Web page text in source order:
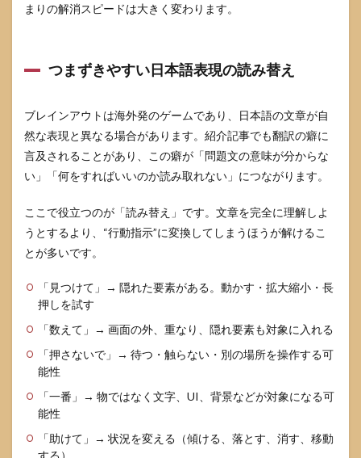
まりの解消スピードは大きく変わります。
つまずきやすい日本語表現の読み替え
ブレインアウトは海外発のゲームであり、日本語の文章が自
然な表現と異なる場合があります。紹介記事でも翻訳の癖に
言及されることがあり、この癖が「問題文の意味が分からな
い」「何をすればいいのか読み取れない」につながります。
ここで役立つのが「読み替え」です。文章を完全に理解しよ
うとするより、“行動指示”に変換してしまうほうが解けるこ
とが多いです。
「見つけて」→ 隠れた要素がある。動かす・拡大縮小・長
押しを試す
「数えて」→ 画面の外、重なり、隠れ要素も対象に入れる
「押さないで」→ 待つ・触らない・別の場所を操作する可
能性
「一番」→ 物ではなく文字、UI、背景などが対象になる可
能性
「助けて」→ 状況を変える（傾ける、落とす、消す、移動
する）